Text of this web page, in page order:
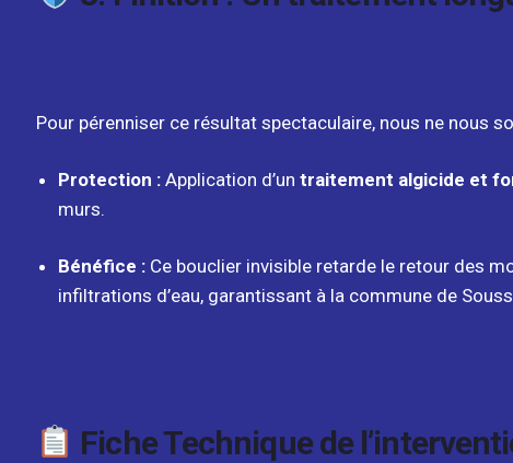
Pour pérenniser ce résultat spectaculaire, nous ne nous
Protection : Application d’un traitement algicide et
murs.
Bénéfice : Ce bouclier invisible retarde le retour des
infiltrations d’eau, garantissant à la commune de
Fiche Technique de